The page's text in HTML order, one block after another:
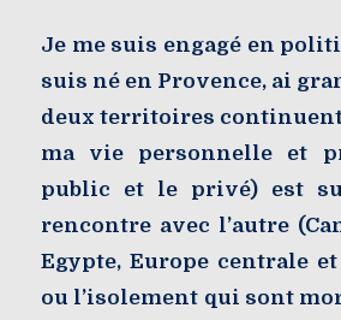
Je me suis engagé en
suis né en Provence, ai
deux territoires
ma vie personnelle et
public et le privé) est
rencontre avec l’autre
Egypte, Europe centrale
ou l’isolement qui sont